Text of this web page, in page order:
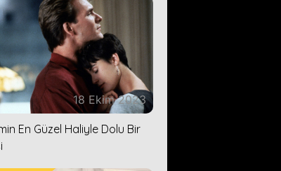
18 Ekim 2023
En Güzel Haliyle Dolu Bir